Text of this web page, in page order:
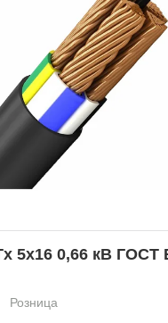
5х16 0,66 кВ ГОСТ
Розница